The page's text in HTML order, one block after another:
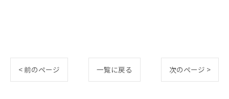
< 前のページ 一覧に戻る 次のページ >